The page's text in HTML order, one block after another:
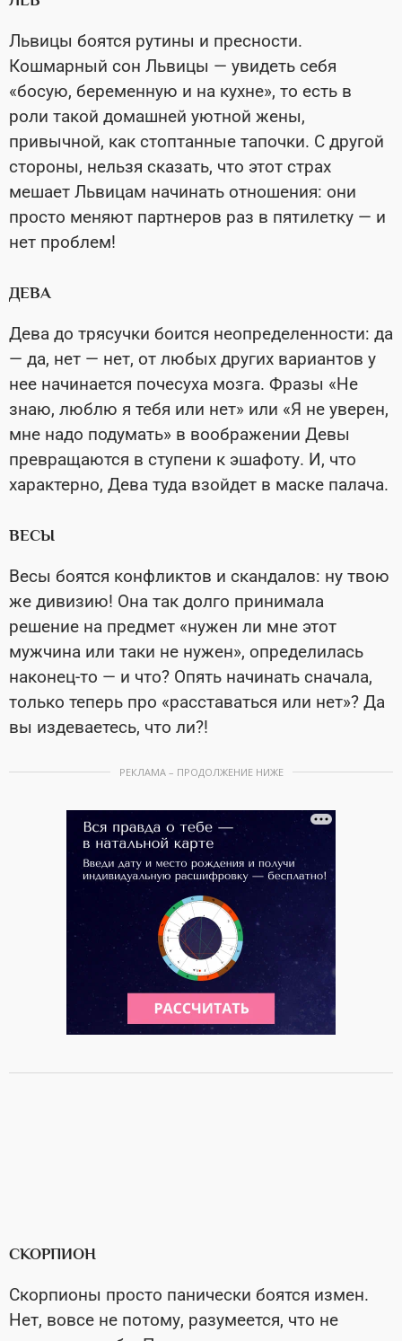
Львицы боятся рутины и пресности.
Кошмарный сон Львицы — увидеть себя
«босую, беременную и на кухне», то есть в
роли такой домашней уютной жены,
привычной, как стоптанные тапочки. С другой
стороны, нельзя сказать, что этот страх
мешает Львицам начинать отношения: они
просто меняют партнеров раз в пятилетку — и
нет проблем!
ДЕВА
Дева до трясучки боится неопределенности: да
— да, нет — нет, от любых других вариантов у
нее начинается почесуха мозга. Фразы «Не
знаю, люблю я тебя или нет» или «Я не уверен,
мне надо подумать» в воображении Девы
превращаются в ступени к эшафоту. И, что
характерно, Дева туда взойдет в маске палача.
ВЕСЫ
Весы боятся конфликтов и скандалов: ну твою
же дивизию! Она так долго принимала
решение на предмет «нужен ли мне этот
мужчина или таки не нужен», определилась
наконец-то — и что? Опять начинать сначала,
только теперь про «расставаться или нет»? Да
вы издеваетесь, что ли?!
РЕКЛАМА – ПРОДОЛЖЕНИЕ НИЖЕ
СКОРПИОН
Скорпионы просто панически боятся измен.
Нет, вовсе не потому, разумеется, что не